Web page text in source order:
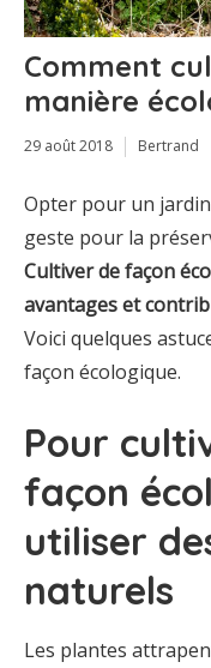
Comment
manière
29 août 2018 Bertrand
Opter pour un
geste pour la
Cultiver de façon
avantages et
Voici quelques
façon écologique.
Pour
façon
utiliser
naturels
Les plantes